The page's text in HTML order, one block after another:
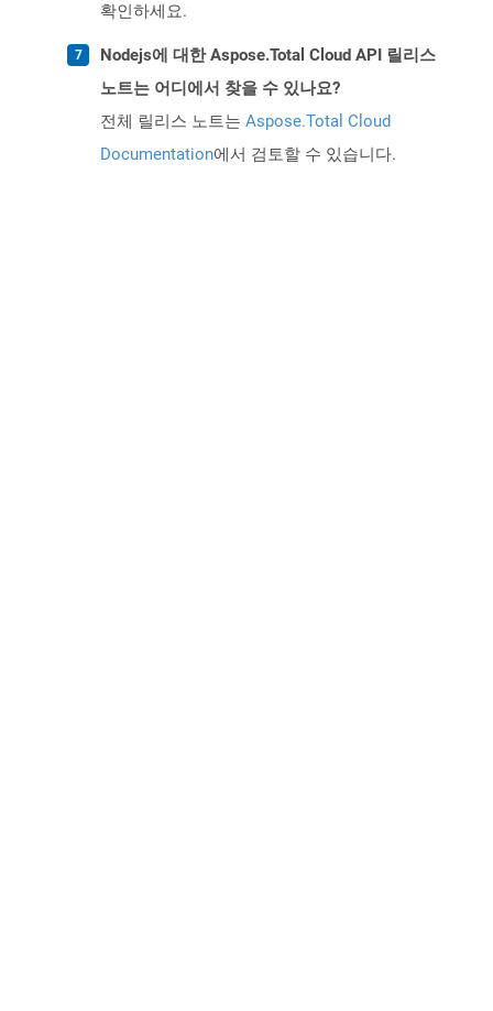
확인하세요.
Nodejs에 대한 Aspose.Total Cloud API 릴리스
노트는 어디에서 찾을 수 있나요?
전체 릴리스 노트는 Aspose.Total Cloud
Documentation에서 검토할 수 있습니다.